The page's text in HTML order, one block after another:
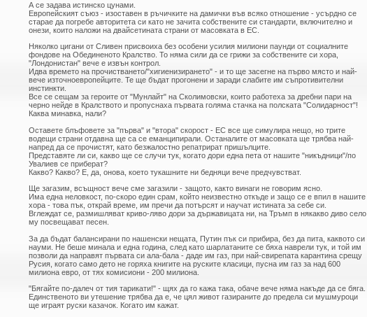
А се задава истинско цунами.
Европейският съюз - изоставен в ръчичките на дамички във всяко отношение - усърдно се
старае да погребе авторитета си като не зачита собствените си стандарти, включително и
онези, които наложи на двайсетината страни от масовката в ЕС.
Няколко цигани от Сливен присвоиха без особени усилия милиони паунди от социалните
фондове на Обединеното Кралство. То няма сили да се грижи за собствените си хора,
"Лондонистан" вече е извън контрол.
Идва времето на прочистването/"хигиенизирането" - и то ще засегне на първо място и най-
вече източноевропейците. Те ще бъдат прогонени и заради слабите им съпротивителни
инстинкти.
Все се сещам за героите от "Мунлайт" на Сколимовски, които работеха за дребни пари на
черно нейде в Кралството и пропуснаха първата голяма стачка на полската "Солидарност"!
Каква минавка, нали?
Оставете блъфовете за "първа" и "втора" скорост - ЕС все ще симулира нещо, но трите
водещи страни отдавна ще са се еманципирали. Останалите от масовката ще трябва най-
напред да се прочистят, като безжалостно репатрират пришълците.
Представяте ли си, какво ще се случи тук, когато дори една пета от нашите "никъдници"/по
Увалиев се приберат?
Какво? Какво? Е, да, онова, което тукашните ни бедняци вече предчувстват.
Ще загазим, всъщност вече сме загазили - защото, както винаги не говорим ясно.
Има една неловкост, по-скоро един срам, който неизвестно откъде и защо се е впил в нашите
хора - това пък, открай време, им пречи да потърсят и научат истината за себе си.
Вглеждат се, размишляват криво-ляво дори за държавицата ни, на Тръмп в някакво диво село
му посвещават песен.
За да бъдат балансирани по нашенски нещата, Путин пък си прибира, без да пита, каквото си
науми. Не беше минала и една година, след като шарлатаните се бяха наврели тук, и той им
позволи да направят първата си ала-бала - даде им газ, при най-свирепата карантина срещу
Русия, когато само дето не горяха книгите на руските класици, пусна им газ за над 600
милиона евро, от тях комисиони - 200 милиона.
"Бягайте по-далеч от тия тарикати!" - щях да го кажа така, обаче вече няма накъде да се бяга.
Единственото ви утешение трябва да е, че цял живот газираните до предела си мушмуроци
ще играят руски казачок. Когато им кажат.